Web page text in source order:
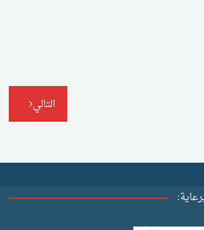
التالي